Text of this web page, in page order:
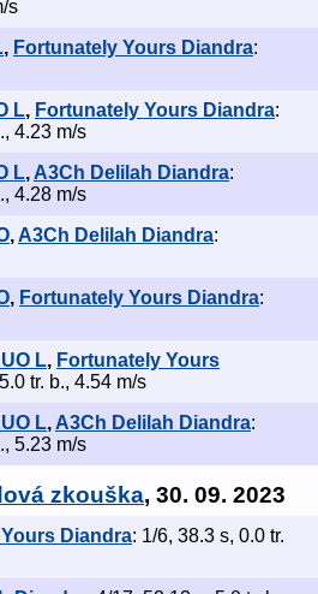
s
, Fortunately Yours Diandra:
L, Fortunately Yours Diandra:
4.23 m/s
L, A3Ch Delilah Diandra:
4.28 m/s
,A3Ch Delilah Diandra:
, Fortunately Yours Diandra:
L, Fortunately Yours
tr. b., 4.54 m/s
L, A3Ch Delilah Diandra:
5.23 m/s
zkouška, 30. 09. 2023
Diandra: 1/6, 38.3 s, 0.0 tr.